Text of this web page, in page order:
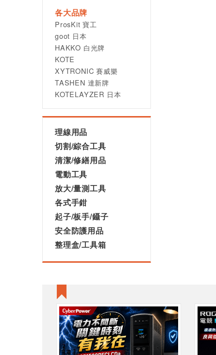
各大品牌
ProsKit 寶工
goot 日本
HAKKO 白光牌
KOTE
XYTRONIC 賽威樂
TASHEN 達新牌
KOTELAYZER 日本
理線用品
切割/綜合工具
清潔/修繕用品
電動工具
放大/量測工具
各式手鉗
起子/板手/鑷子
安全防護用品
整理盒/工具箱